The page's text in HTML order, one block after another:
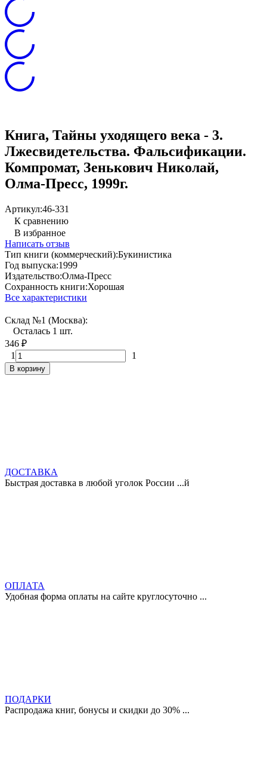
Книга, Тайны уходящего века - 3.
Лжесвидетельства. Фальсификации.
Компромат, Зенькович Николай,
Олма-Пресс, 1999г.
Артикул:46-331
К сравнению
В избранное
Написать отзыв
Тип книги (коммерческий):Букинистика
Год выпуска:1999
Издательство:Олма-Пресс
Сохранность книги:Хорошая
Все характеристики
Склад №1 (Москва):
Осталась 1 шт.
346 ₽
1
1
В корзину
ДОСТАВКА
Быстрая доставка в любой уголок России ...й
ОПЛАТА
Удобная форма оплаты на сайте круглосуточно ...
ПОДАРКИ
Распродажа книг, бонусы и скидки до 30% ...